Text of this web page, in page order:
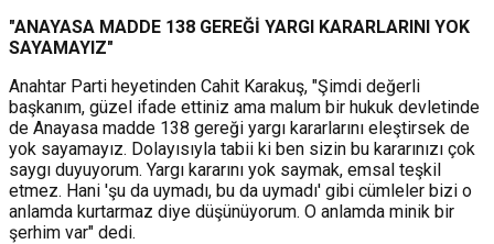
"ANAYASA MADDE 138 GEREĞİ YARGI KARARLARINI YOK
SAYAMAYIZ"
Anahtar Parti heyetinden Cahit Karakuş, "Şimdi değerli
başkanım, güzel ifade ettiniz ama malum bir hukuk devletinde
de Anayasa madde 138 gereği yargı kararlarını eleştirsek de
yok sayamayız. Dolayısıyla tabii ki ben sizin bu kararınızı çok
saygı duyuyorum. Yargı kararını yok saymak, emsal teşkil
etmez. Hani 'şu da uymadı, bu da uymadı' gibi cümleler bizi o
anlamda kurtarmaz diye düşünüyorum. O anlamda minik bir
şerhim var" dedi.